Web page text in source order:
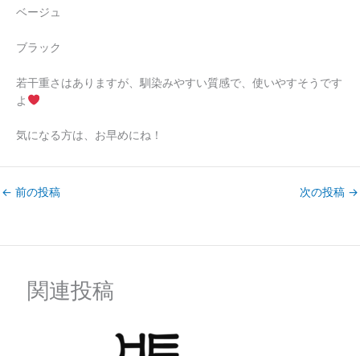
ベージュ
ブラック
若干重さはありますが、馴染みやすい質感で、使いやすそうです
よ
気になる方は、お早めにね！
← 前の投稿 次の投稿 →
関連投稿